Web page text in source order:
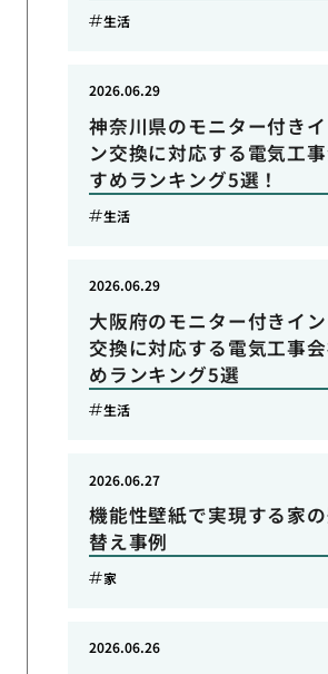
生活
神奈川県のモニター付き
ン交換に対応する電気工
すめランキング5選！
2026.06.29
生活
大阪府のモニター付きイ
交換に対応する電気工事
めランキング5選
2026.06.29
生活
機能性壁紙で実現する家
替え事例
2026.06.27
家
2026.06.26